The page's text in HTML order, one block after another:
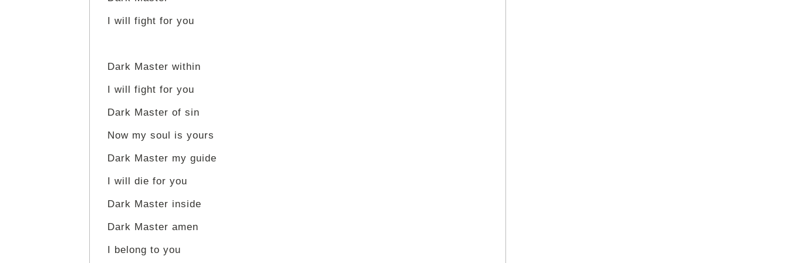
I will fight for you
Dark Master within
I will fight for you
Dark Master of sin
Now my soul is yours
Dark Master my guide
I will die for you
Dark Master inside
Dark Master amen
I belong to you